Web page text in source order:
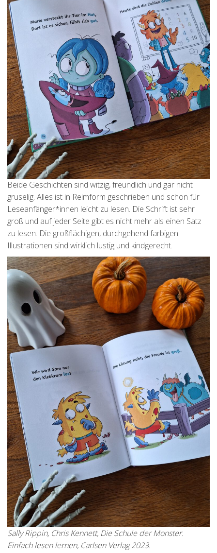
Beide Geschichten sind witzig, freundlich und gar nicht
gruselig. Alles ist in Reimform geschrieben und schon für
Leseanfänger*innen leicht zu lesen. Die Schrift ist sehr
groß und auf jeder Seite gibt es nicht mehr als einen Satz
zu lesen. Die großflächigen, durchgehend farbigen
Illustrationen sind wirklich lustig und kindgerecht.
Sally Rippin, Chris Kennett, Die Schule der Monster.
Einfach lesen lernen, Carlsen Verlag 2023.